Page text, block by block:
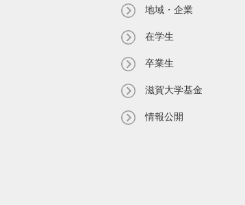
地域・企業
在学生
卒業生
滋賀大学基金
情報公開